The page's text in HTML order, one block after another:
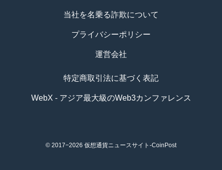
当社を名乗る詐欺について
プライバシーポリシー
運営会社
特定商取引法に基づく表記
WebX - アジア最大級のWeb3カンファレンス
© 2017−2026 仮想通貨ニュースサイト-CoinPost